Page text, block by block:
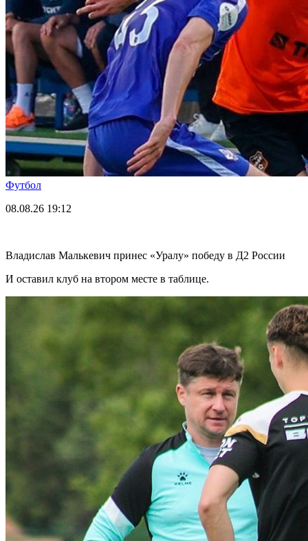
Футбол
08.08.26 19:12
Владислав Малькевич принес «Уралу» победу в Д2 России
И оставил клуб на втором месте в таблице.